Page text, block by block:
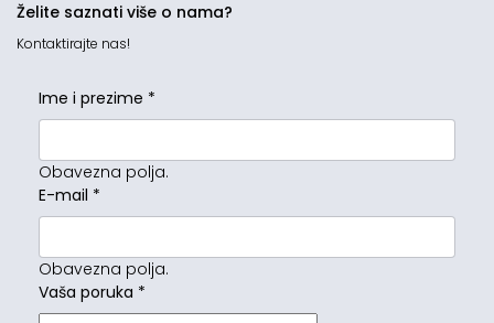
Želite saznati više o nama?
Kontaktirajte nas!
Ime i prezime *
Obavezna polja.
E-mail *
Obavezna polja.
Vaša poruka *